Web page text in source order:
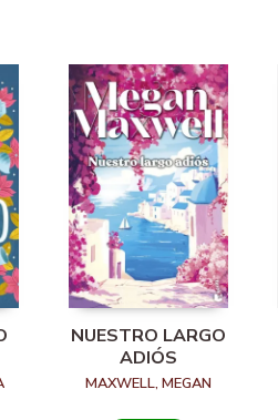
NUESTRO LARGO
ADIÓS
MAXWELL, MEGAN